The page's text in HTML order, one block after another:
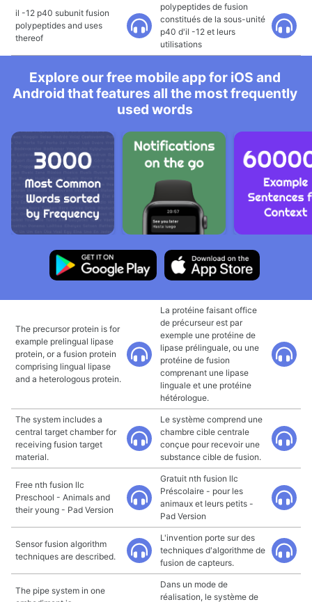
il -12 p40 subunit fusion
polypeptides and uses
thereof
polypeptides de fusion
constitués de la sous-unité
p40 d'il -12 et leurs
utilisations
Explore our free mobile app for iOS and
Android that features all the most frequently
used words
The precursor protein is for
example prelingual lipase
protein, or a fusion protein
comprising lingual lipase
and a heterologous protein.
La protéine faisant office
de précurseur est par
exemple une protéine de
lipase prélinguale, ou une
protéine de fusion
comprenant une lipase
linguale et une protéine
hétérologue.
The system includes a
central target chamber for
receiving fusion target
material.
Le système comprend une
chambre cible centrale
conçue pour recevoir une
substance cible de fusion.
Free nth fusion llc
Preschool - Animals and
their young - Pad Version
Gratuit nth fusion llc
Préscolaire - pour les
animaux et leurs petits -
Pad Version
Sensor fusion algorithm
techniques are described.
L'invention porte sur des
techniques d'algorithme de
fusion de capteurs.
The pipe system in one
Dans un mode de
réalisation, le système de